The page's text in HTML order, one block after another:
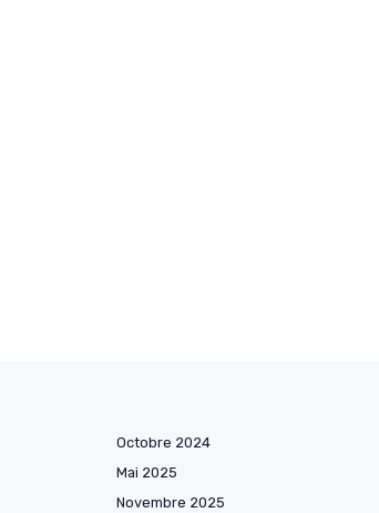
Octobre 2024
Mai 2025
Novembre 2025